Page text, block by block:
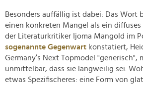
Besonders auffällig ist dabei: Das Wort
einen konkreten Mangel als ein diffuses
der Literaturkritiker Ijoma Mangold im
sogenannte Gegenwart konstatiert,
Germany’s Next Topmodel
unmittelbar, dass sie langweilig sei.
etwas Spezifischeres: eine Form von